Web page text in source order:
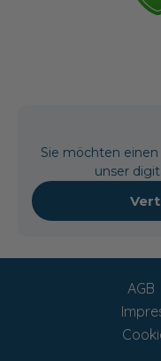
Sie möchten
unser
AGB